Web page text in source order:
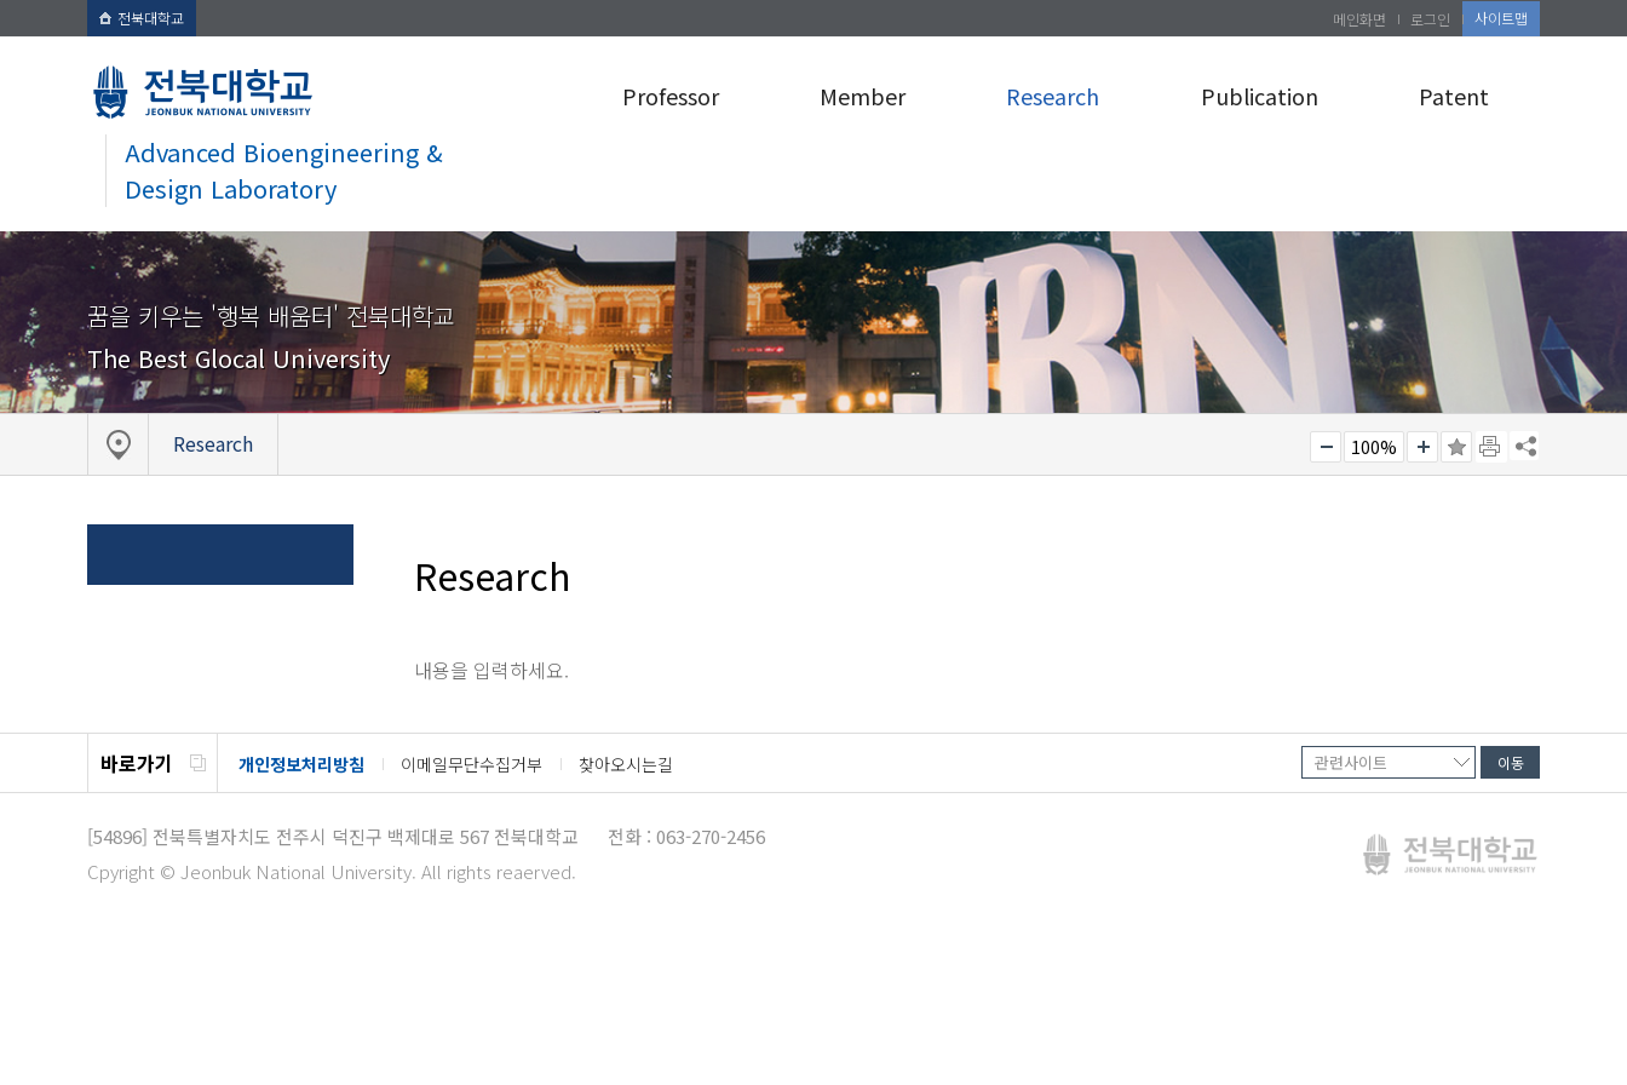
전북대학교
Advanced Bioengineering &
Design Laboratory
메인화면 로그인 사이트맵
Professor Member Research Publication Patent
꿈을 키우는 '행복 배움터' 전북대학교
The Best Glocal University
Research 100%
Research
내용을 입력하세요.
바로가기 개인정보처리방침 이메일무단수집거부 찾아오시는길
[54896] 전북특별자치도 전주시 덕진구 백제대로 567 전북대학교
전화 : 063-270-2456
Cpyright © Jeonbuk National University. All rights reaerved.